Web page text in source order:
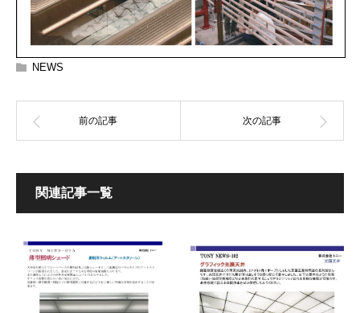
NEWS
関連記事一覧